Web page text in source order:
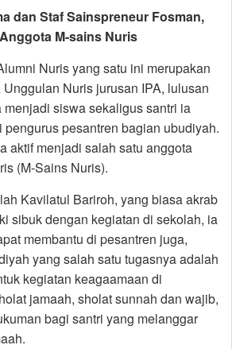
dan Staf Sainspreneur Fosman,
M-sains Nuris
Nuris yang satu ini merupakan
Nuris jurusan IPA, lulusan
siswa sekaligus santri ia
pesantren bagian ubudiyah.
aktif menjadi salah satu anggota
(M-Sains Nuris).
Kavilatul Bariroh, yang biasa akrab
sibuk dengan kegiatan di sekolah, ia
membantu di pesantren juga,
yang salah satu tugasnya adalah
kegiatan keagaamaan di
jamaah, sholat sunnah dan wajib,
bagi santri yang melanggar